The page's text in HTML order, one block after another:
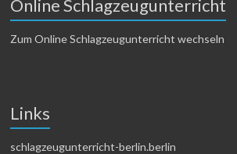
Online Schlagzeugunterricht
Zum Online Schlagzeugunterricht wechseln
Links
schlagzeugunterricht-berlin.berlin